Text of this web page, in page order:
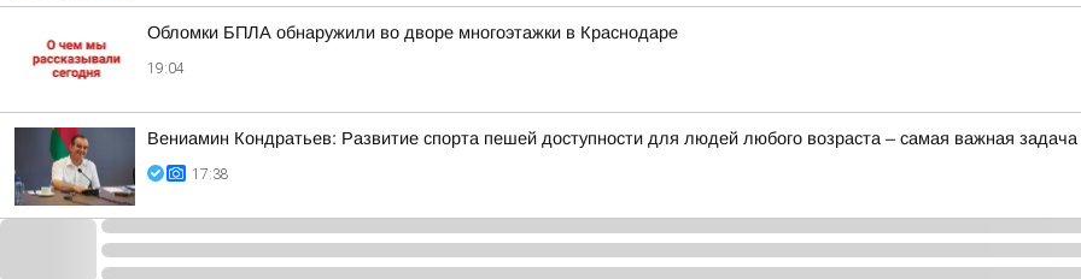
Обломки БПЛА обнаружили во дворе многоэтажки в Краснодаре
19:04
Вениамин Кондратьев: Развитие спорта пешей доступности для людей любого возраста – самая важная
17:38